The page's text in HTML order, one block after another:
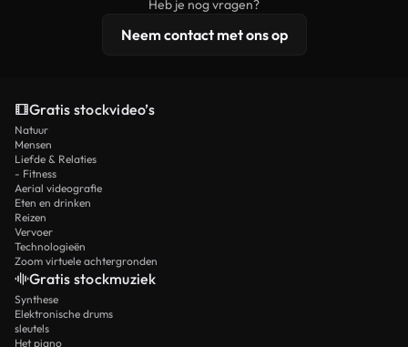
licentiebescherming omvat.
Heb je nog vragen?
Neem contact met ons op
Gratis stockvideo’s
Natuur
Mensen
Liefde & Relaties
- Fitness
Aerial videografie
Eten en drinken
Reizen
Vervoer
Technologieën
Zoom virtuele achtergronden
Gratis stockmuziek
Synthese
Elektronische drums
sleutels
Het piano